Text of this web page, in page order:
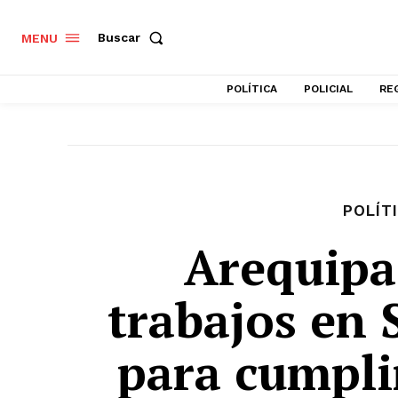
MENU Buscar
POLÍTICA POLICIAL
trabajos en
para